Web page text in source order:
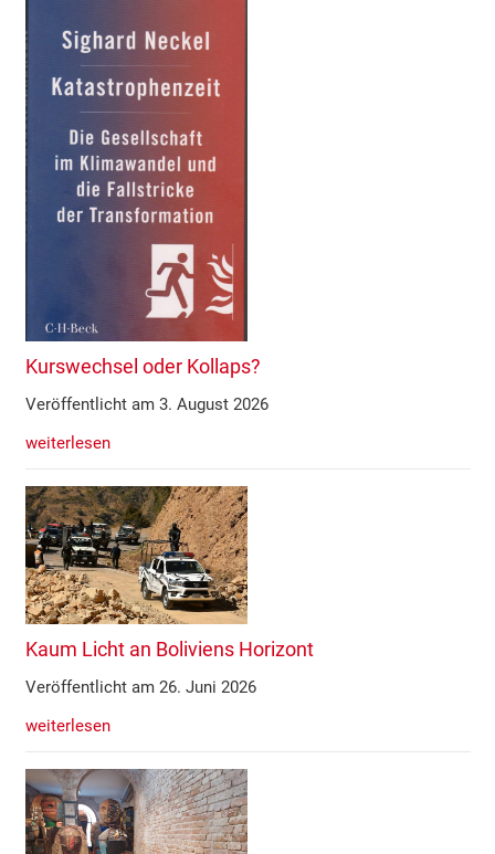
Kurswechsel oder Kollaps?
Veröffentlicht am 3. August 2026
weiterlesen
Kaum Licht an Boliviens Horizont
Veröffentlicht am 26. Juni 2026
weiterlesen